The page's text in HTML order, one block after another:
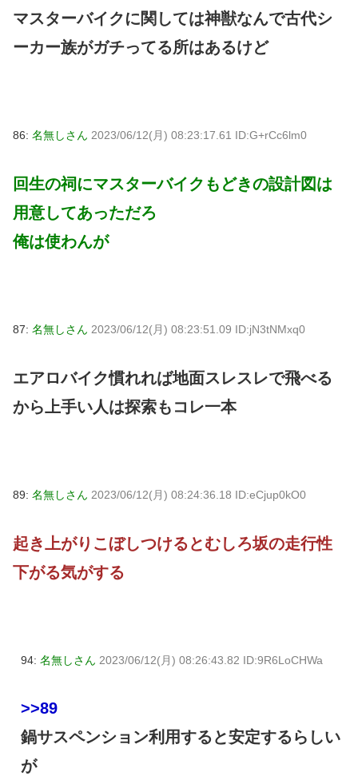
マスターバイクに関しては神獣なんで古代シ
ーカー族がガチってる所はあるけど
86: 名無しさん 2023/06/12(月) 08:23:17.61 ID:G+rCc6lm0
回生の祠にマスターバイクもどきの設計図は
用意してあっただろ
俺は使わんが
87: 名無しさん 2023/06/12(月) 08:23:51.09 ID:jN3tNMxq0
エアロバイク慣れれば地面スレスレで飛べる
から上手い人は探索もコレ一本
89: 名無しさん 2023/06/12(月) 08:24:36.18 ID:eCjup0kO0
起き上がりこぼしつけるとむしろ坂の走行性
下がる気がする
94: 名無しさん 2023/06/12(月) 08:26:43.82 ID:9R6LoCHWa
>>89
鍋サスペンション利用すると安定するらしい
が